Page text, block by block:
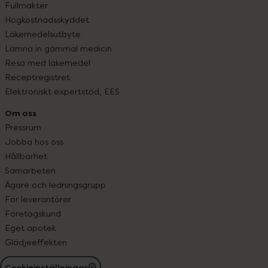
Fullmakter
Högkostnadsskyddet
Läkemedelsutbyte
Lämna in gammal medicin
Resa med läkemedel
Receptregistret
Elektroniskt expertstöd, EES
Om oss
Pressrum
Jobba hos oss
Hållbarhet
Samarbeten
Ägare och ledningsgrupp
För leverantörer
Företagskund
Eget apotek
Glädjeeffekten